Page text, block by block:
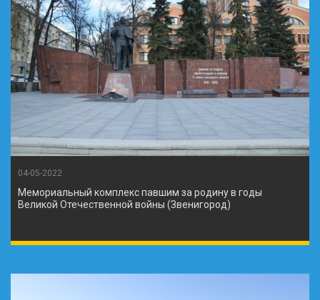
04-05-2022
Мемориальный комплекс павшим за родину в годы
Великой Отечественной войны (Звенигород)